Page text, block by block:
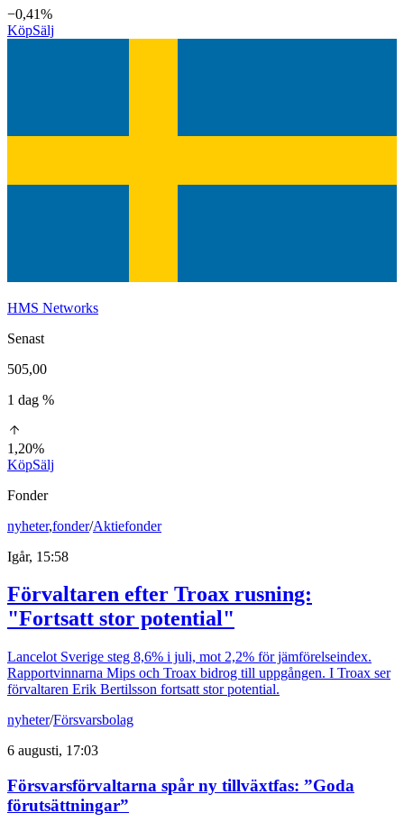
−0,41%
KöpSälj
HMS Networks
Senast
505,00
1 dag %
1,20%
KöpSälj
Fonder
nyheter,fonder/Aktiefonder
Igår, 15:58
Förvaltaren efter Troax rusning:
"Fortsatt stor potential"
Lancelot Sverige steg 8,6% i juli, mot 2,2% för jämförelseindex.
Rapportvinnarna Mips och Troax bidrog till uppgången. I Troax ser
förvaltaren Erik Bertilsson fortsatt stor potential.
nyheter/Försvarsbolag
6 augusti, 17:03
Försvarsförvaltarna spår ny tillväxtfas: ”Goda
förutsättningar”